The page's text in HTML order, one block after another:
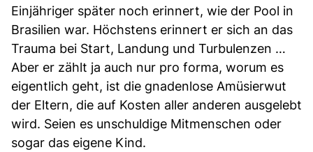
Einjähriger später noch erinnert, wie der Pool in
Brasilien war. Höchstens erinnert er sich an das
Trauma bei Start, Landung und Turbulenzen …
Aber er zählt ja auch nur pro forma, worum es
eigentlich geht, ist die gnadenlose Amüsierwut
der Eltern, die auf Kosten aller anderen ausgelebt
wird. Seien es unschuldige Mitmenschen oder
sogar das eigene Kind.